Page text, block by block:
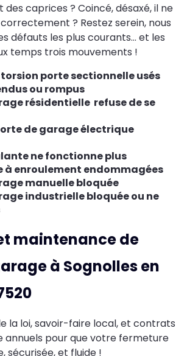
caprices ? Coincé, désaxé, il ne
? Restez serein, nous
défauts les plus courants... et les
temps trois mouvements !
torsion porte sectionnelle usés
ou rompus
résidentielle refuse de se
de garage électrique
ne fonctionne plus
à enroulement endommagées
manuelle bloquée
industrielle bloquée ou ne
maintenance de
à Sognolles en
la loi, savoir-faire local, et contrats
annuels pour que votre fermeture
sécurisée, et fluide !